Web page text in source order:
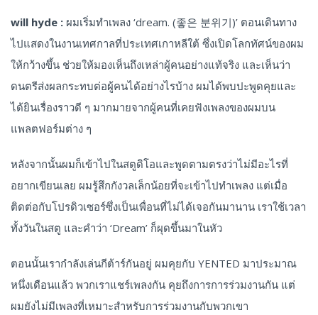
will hyde : ผมเริ่มทำเพลง ‘dream. (좋은 분위기)’ ตอนเดินทาง
ไปแสดงในงานเทศกาลที่ประเทศเกาหลีใต้ ซึ่งเปิดโลกทัศน์ของผม
ให้กว้างขึ้น ช่วยให้มองเห็นถึงเหล่าผู้คนอย่างแท้จริง และเห็นว่า
ดนตรีส่งผลกระทบต่อผู้คนได้อย่างไรบ้าง ผมได้พบปะพูดคุยและ
ได้ยินเรื่องราวดี ๆ มากมายจากผู้คนที่เคยฟังเพลงของผมบน
แพลตฟอร์มต่าง ๆ
หลังจากนั้นผมก็เข้าไปในสตูดิโอและพูดตามตรงว่าไม่มีอะไรที่
อยากเขียนเลย ผมรู้สึกกังวลเล็กน้อยที่จะเข้าไปทำเพลง แต่เมื่อ
ติดต่อกับโปรดิวเซอร์ซึ่งเป็นเพื่อนที่ไม่ได้เจอกันมานาน เราใช้เวลา
ทั้งวันในสตู และคำว่า ‘Dream’ ก็ผุดขึ้นมาในหัว
ตอนนั้นเรากำลังเล่นกีต้าร์กันอยู่ ผมคุยกับ YENTED มาประมาณ
หนึ่งเดือนแล้ว พวกเราแชร์เพลงกัน คุยถึงการการร่วมงานกัน แต่
ผมยังไม่มีเพลงที่เหมาะสำหรับการร่วมงานกับพวกเขา